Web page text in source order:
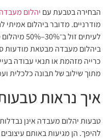
הבחירה בטבעת עם יהלום מעבדה
מודרניים. מדובר ביהלום אמיתי
לעיתים
ביהלום מעבדה מבטאת מודעות
כרייה מזהמת או תנאי עבודה
מתוך שילוב של תבונה כלכלית
איך נראות
טבעות יהלום מעבדה אינן
להיפך. הן מגיעות באותם